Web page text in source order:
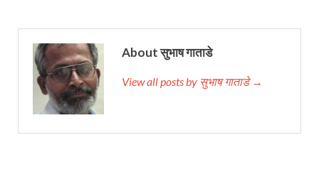
About सुभाष गाताडे
View all posts by सुभाष गाताडे →